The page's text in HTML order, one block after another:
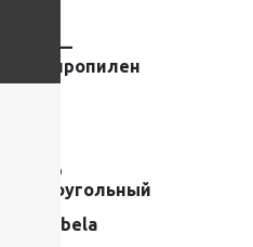
Frise —
полипропилен
Ковер
прямоугольный
Moldabela